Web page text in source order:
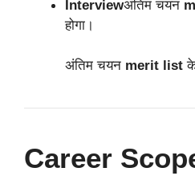
Interviewअंतिम चयन
होगा।
अंतिम चयन merit list
Career